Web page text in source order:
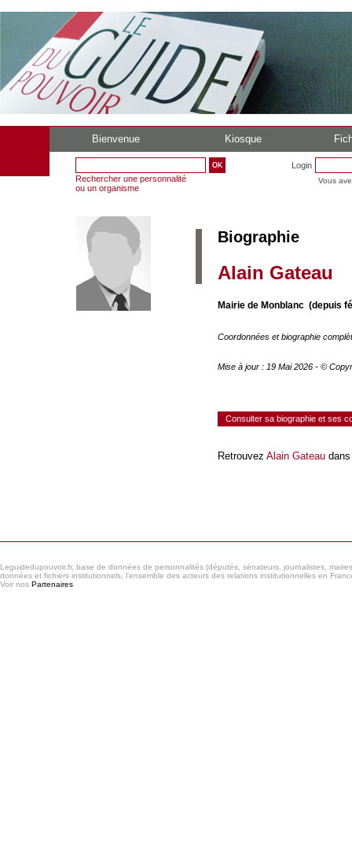
Bienvenue Kiosque
Rechercher une personnalité
ou un organisme
Login
Vous
Biographie
Alain Gateau
Mairie de Monblanc (depuis
Coordonnées et biographie
Mise à jour : 19 Mai 2026 - ©
Consulter sa biographie et ses
Retrouvez Alain Gateau
Leguidedupouvoir.fr, base de données de personnalités (députés, sénateurs, journalistes,
données et fichiers institutionnels, l'ensemble des acteurs des relations institutionnelles en
Voir nos Partenaires